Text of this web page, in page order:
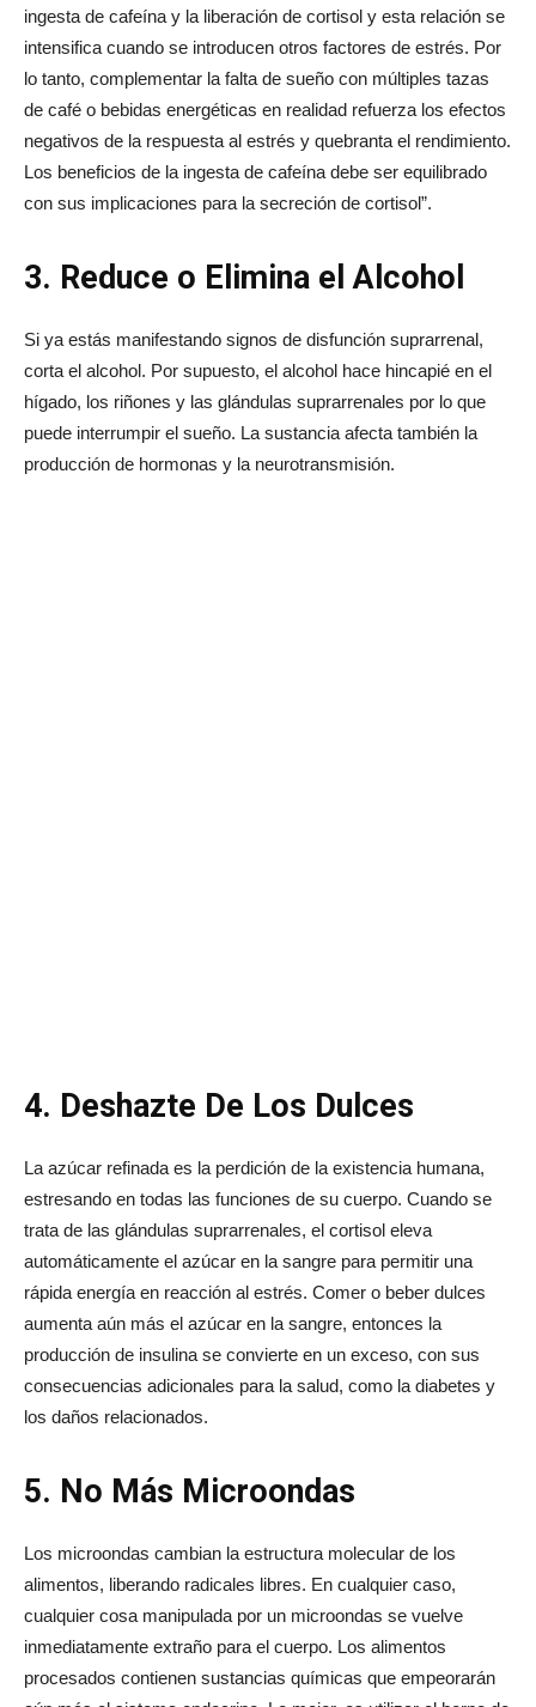
ingesta de cafeína y la liberación de cortisol y esta relación se
intensifica cuando se introducen otros factores de estrés. Por
lo tanto, complementar la falta de sueño con múltiples tazas
de café o bebidas energéticas en realidad refuerza los efectos
negativos de la respuesta al estrés y quebranta el rendimiento.
Los beneficios de la ingesta de cafeína debe ser equilibrado
con sus implicaciones para la secreción de cortisol”.
3. Reduce o Elimina el Alcohol
Si ya estás manifestando signos de disfunción suprarrenal,
corta el alcohol. Por supuesto, el alcohol hace hincapié en el
hígado, los riñones y las glándulas suprarrenales por lo que
puede interrumpir el sueño. La sustancia afecta también la
producción de hormonas y la neurotransmisión.
4. Deshazte De Los Dulces
La azúcar refinada es la perdición de la existencia humana,
estresando en todas las funciones de su cuerpo. Cuando se
trata de las glándulas suprarrenales, el cortisol eleva
automáticamente el azúcar en la sangre para permitir una
rápida energía en reacción al estrés. Comer o beber dulces
aumenta aún más el azúcar en la sangre, entonces la
producción de insulina se convierte en un exceso, con sus
consecuencias adicionales para la salud, como la diabetes y
los daños relacionados.
5. No Más Microondas
Los microondas cambian la estructura molecular de los
alimentos, liberando radicales libres. En cualquier caso,
cualquier cosa manipulada por un microondas se vuelve
inmediatamente extraño para el cuerpo. Los alimentos
procesados ​​contienen sustancias químicas que empeorarán